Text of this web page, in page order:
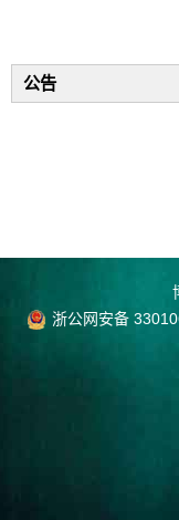
公告
浙公网安备